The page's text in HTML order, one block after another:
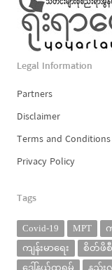
Legal Information
Partners
Disclaimer
Terms and Conditions
Privacy Policy
Tags
Covid-19 MPT
ကျန်းမာရေး
စိတ်ဖိစီ
ဒေါ်နယ်ထရမ့်
နည်း